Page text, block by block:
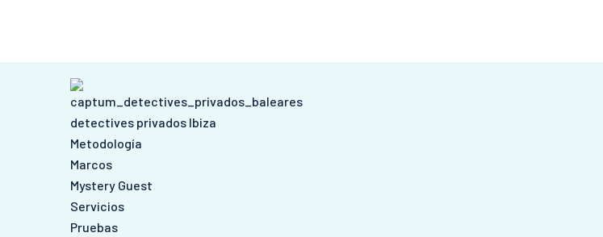
detectives privados Ibiza
Metodología
Marcos
Mystery Guest
Servicios
Pruebas